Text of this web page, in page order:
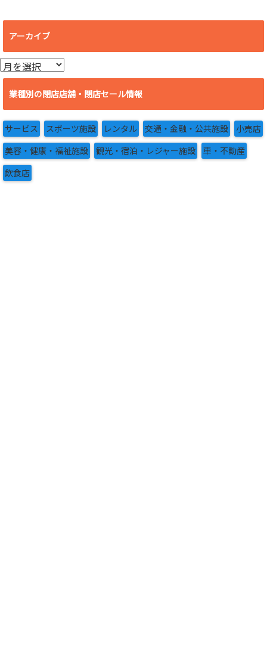
アーカイブ
ア
ー
イ
ブ
業種別の閉店店舗・閉店セール情報
サービス スポーツ施設 レンタル 交通・金融・公共施設 小売店
美容・健康・福祉施設 観光・宿泊・レジャー施設 車・不動産
飲食店